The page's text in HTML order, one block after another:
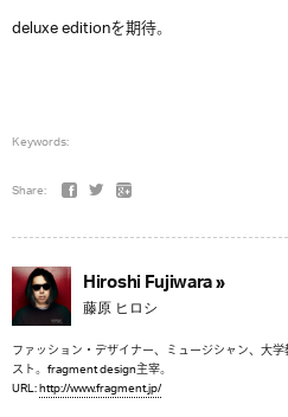
deluxe editionを期待。
Keywords:
Share:
Hiroshi Fujiwara »
藤原 ヒロシ
ファッション・デザイナー、ミュージシャン、大
スト。fragment design主宰。
URL:http://www.fragment.jp/